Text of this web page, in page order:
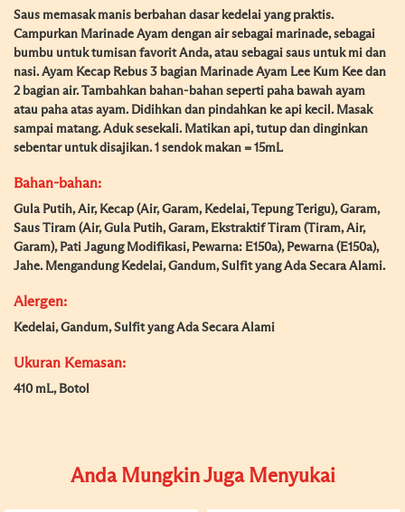
Saus memasak manis berbahan dasar kedelai yang praktis.
Campurkan Marinade Ayam dengan air sebagai marinade, sebagai
bumbu untuk tumisan favorit Anda, atau sebagai saus untuk mi dan
nasi. Ayam Kecap Rebus 3 bagian Marinade Ayam Lee Kum Kee dan
2 bagian air. Tambahkan bahan-bahan seperti paha bawah ayam
atau paha atas ayam. Didihkan dan pindahkan ke api kecil. Masak
sampai matang. Aduk sesekali. Matikan api, tutup dan dinginkan
sebentar untuk disajikan. 1 sendok makan = 15mL
Bahan-bahan:
Gula Putih, Air, Kecap (Air, Garam, Kedelai, Tepung Terigu), Garam,
Saus Tiram (Air, Gula Putih, Garam, Ekstraktif Tiram (Tiram, Air,
Garam), Pati Jagung Modifikasi, Pewarna: E150a), Pewarna (E150a),
Jahe. Mengandung Kedelai, Gandum, Sulfit yang Ada Secara Alami.
Alergen:
Kedelai, Gandum, Sulfit yang Ada Secara Alami
Ukuran Kemasan:
410 mL, Botol
Anda Mungkin Juga Menyukai